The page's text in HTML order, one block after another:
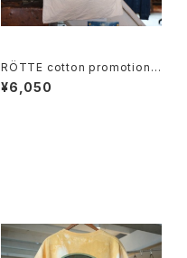
RÖTTE cotton promotional
shoulder Bag
¥6,050